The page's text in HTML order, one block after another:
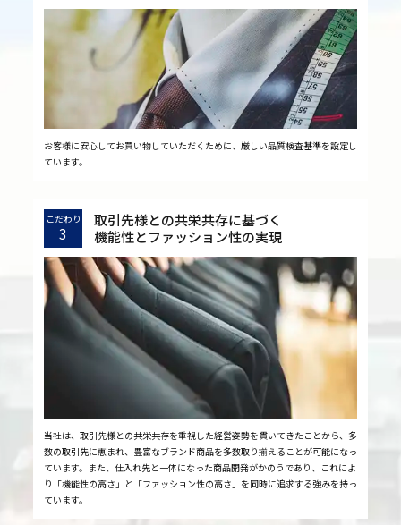
お客様に安心してお買い物していただくために、厳しい品質検査基準を設定し
ています。
こだわり
3
取引先様との共栄共存に基づく
機能性とファッション性の実現
当社は、取引先様との共栄共存を重視した経営姿勢を貫いてきたことから、多
数の取引先に恵まれ、豊富なブランド商品を多数取り揃えることが可能になっ
ています。また、仕入れ先と一体になった商品開発がかのうであり、これによ
り「機能性の高さ」と「ファッション性の高さ」を同時に追求する強みを持っ
ています。